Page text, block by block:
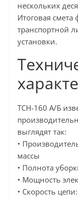
нескольких
Итоговая
транспортной
установки.
ТСН-160 А/Б
выглядят так:
•
массы
• Полнота
• Мощность
• Скорость